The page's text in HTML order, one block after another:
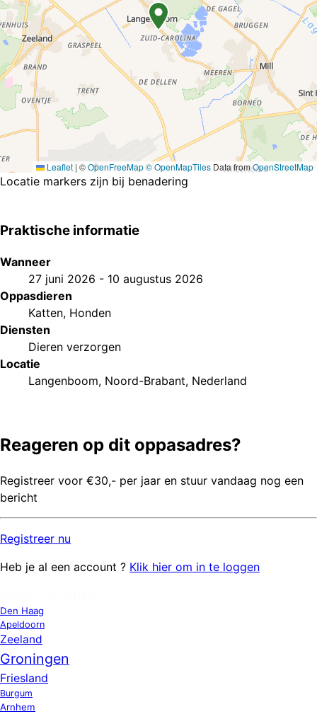
Leaflet | ©OpenFreeMap© OpenMapTiles Data fromOpenStreetMap
Locatie markers zijn bij benadering
Praktische informatie
Wanneer
27 juni 2026 - 10 augustus 2026
Oppasdieren
Katten, Honden
Diensten
Dieren verzorgen
Locatie
Langenboom, Noord-Brabant, Nederland
Reageren op dit oppasadres?
Registreer voor €30,- per jaar en stuur vandaag nog een
bericht
Registreer nu
Heb je al een account ? Klik hier om in te loggen
Den Haag
Apeldoorn
Zeeland
Groningen
Friesland
Burgum
Arnhem